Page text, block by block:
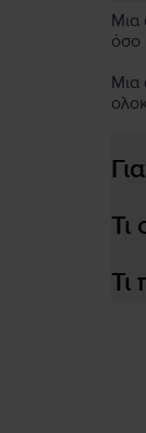
Μια
όσο
Μια
Τι
Τι